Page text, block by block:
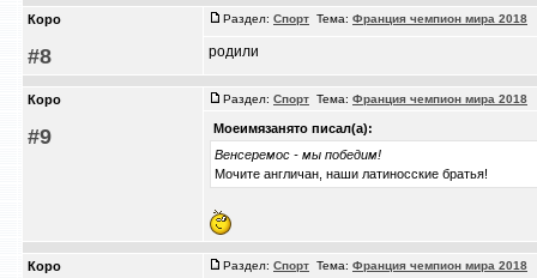
Коро
#8
Раздел: Спорт Тема: Франция чемпион мира 2018
родили
Коро
#9
Раздел: Спорт Тема: Франция чемпион мира 2018
Моеимязанято писал(а):
Венсеремос - мы победим!
Мочите англичан, наши латиносские братья!
Коро Раздел: Спорт Тема: Франция чемпион мира 2018